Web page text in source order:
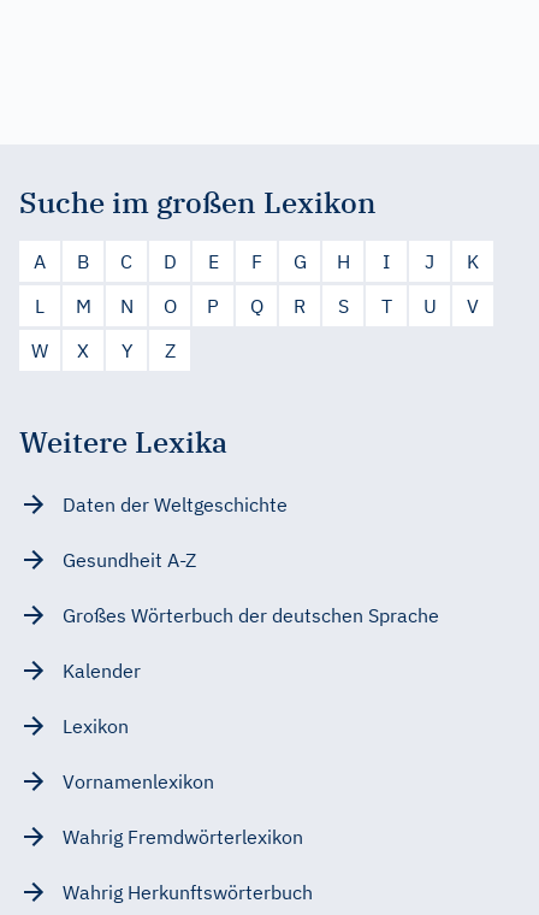
Suche im großen Lexikon
A B C D E F G H I J
K
L
M N O P Q R S T U
V
W
X Y Z
Weitere Lexika
Daten der Weltgeschichte
Gesundheit A-Z
Großes Wörterbuch der deutschen Sprache
Kalender
Lexikon
Vornamenlexikon
Wahrig Fremdwörterlexikon
Wahrig Herkunftswörterbuch